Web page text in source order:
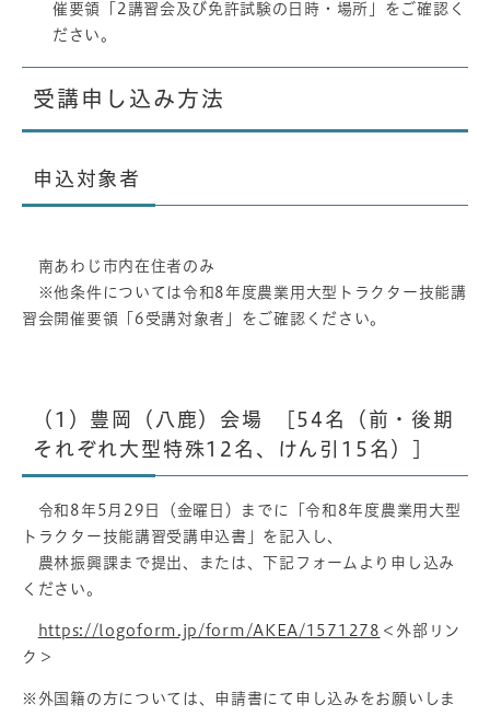
催要領「2講習会及び免許試験の日時・場所」をご確認く
ださい。
受講申し込み方法
申込対象者
南あわじ市内在住者のみ
※他条件については令和8年度農業用大型トラクター技能講
習会開催要領「6受講対象者」をご確認ください。
（1）豊岡（八鹿）会場 [54名（前・後期
それぞれ大型特殊12名、けん引15名）]
令和8年5月29日（金曜日）までに「令和8年度農業用大型
トラクター技能講習受講申込書」を記入し、
農林振興課まで提出、または、下記フォームより申し込み
ください。
https://logoform.jp/form/AKEA/1571278 ＜外部リン
ク＞
※外国籍の方については、申請書にて申し込みをお願いしま